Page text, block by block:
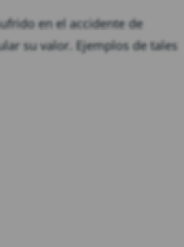
en el accidente de
su valor. Ejemplos de tales